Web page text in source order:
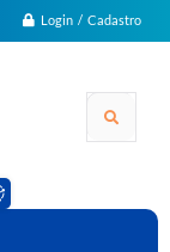
Login / Cadastro